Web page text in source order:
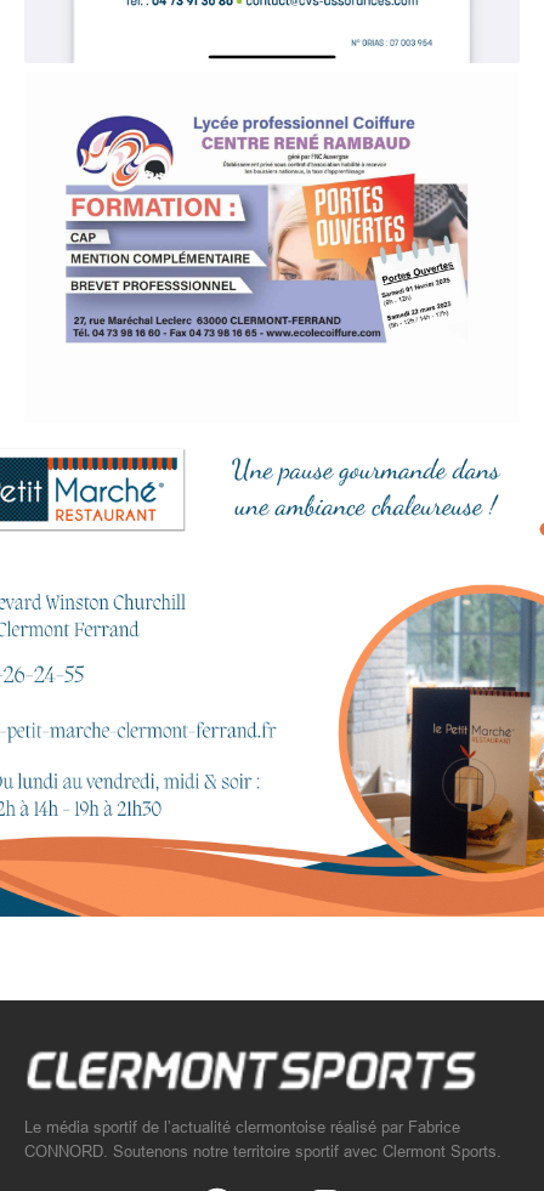
Le média sportif de l’actualité clermontoise réalisé par Fabrice
CONNORD. Soutenons notre territoire sportif avec Clermont Sports.